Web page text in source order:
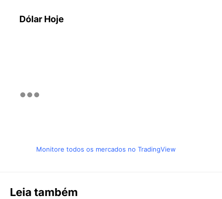
Dólar Hoje
Monitore todos os mercados no TradingView
Leia também